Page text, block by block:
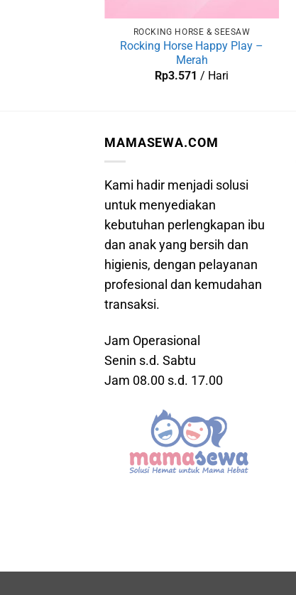
ROCKING HORSE & SEESAW
Rocking Horse Happy Play –
Merah
Rp3.571 / Hari
MAMASEWA.COM
Kami hadir menjadi solusi
untuk menyediakan
kebutuhan perlengkapan ibu
dan anak yang bersih dan
higienis, dengan pelayanan
profesional dan kemudahan
transaksi.
Jam Operasional
Senin s.d. Sabtu
Jam 08.00 s.d. 17.00